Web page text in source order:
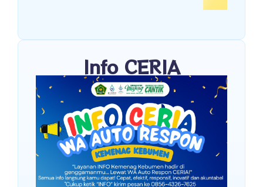
Info CERIA